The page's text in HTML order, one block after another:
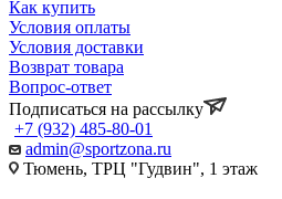
Как купить
Условия оплаты
Условия доставки
Возврат товара
Вопрос-ответ
Подписаться на рассылку
+7 (932) 485-80-01
admin@sportzona.ru
Тюмень, ТРЦ "Гудвин", 1 этаж